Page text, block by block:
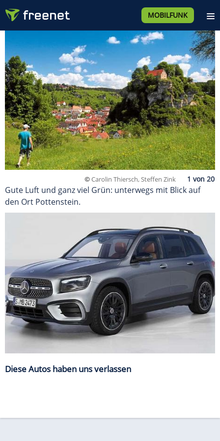
MOBILFUNK
©Carolin Thiersch, Steffen Zink
Gute Luft und ganz viel Grün: unterwegs mit Blick auf
den Ort Pottenstein.
Diese Autos haben uns verlassen